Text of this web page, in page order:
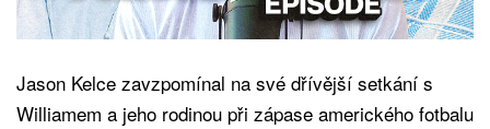
Jason Kelce zavzpomínal na své dřívější setkání s
Williamem a jeho rodinou při zápase amerického fotbalu